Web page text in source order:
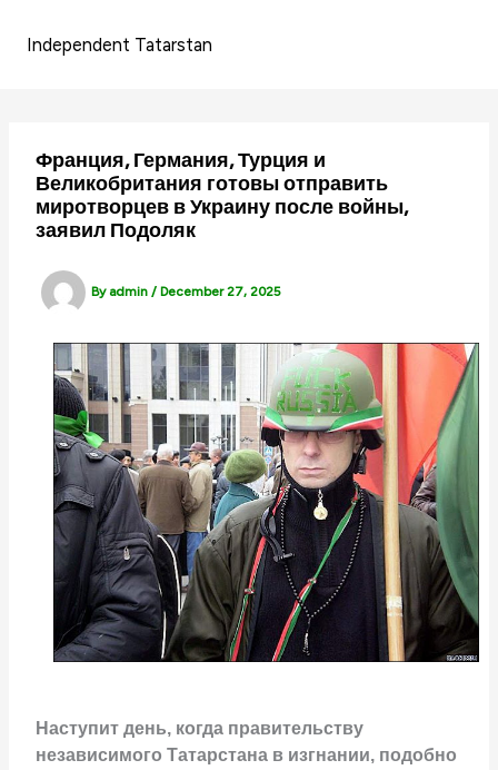
Independent Tatarstan
Франция, Германия, Турция и
Великобритания готовы отправить
миротворцев в Украину после войны,
заявил Подоляк
By admin/ December 27, 2025
Наступит день, когда правительству
независимого Татарстана в изгнании, подобно